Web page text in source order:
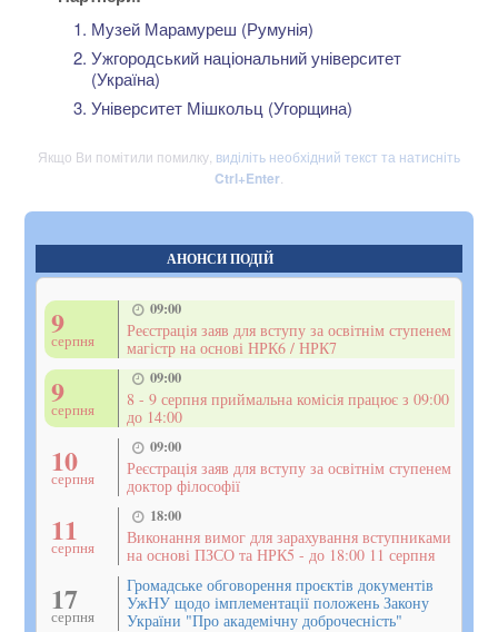
Музей Марамуреш (Румунія)
Ужгородський національний університет
(Україна)
Університет Мішкольц (Угорщина)
Якщо Ви помітили помилку, виділіть необхідний текст та натисніть
Ctrl+Enter
АНОНСИ ПОДІЙ
9
серпня
09:00
Реєстрація заяв для вступу за освітнім ступенем
магістр на основі НРК6 / НРК7
9
серпня
09:00
8 - 9 серпня приймальна комісія працює з 09:00
до 14:00
10
серпня
09:00
Реєстрація заяв для вступу за освітнім ступенем
доктор філософії
11
серпня
18:00
Виконання вимог для зарахування вступниками
на основі ПЗСО та НРК5 - до 18:00 11 серпня
17
серпня
Громадське обговорення проєктів документів
УжНУ щодо імплементації положень Закону
України "Про академічну доброчесність"